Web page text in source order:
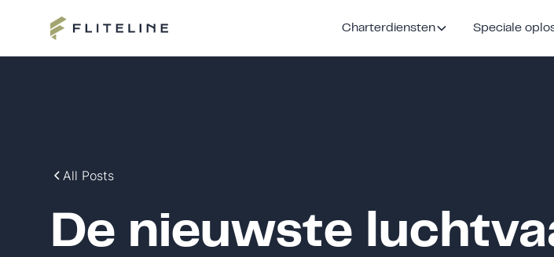
Charterdiensten Speciale
All Posts
De nieuwste